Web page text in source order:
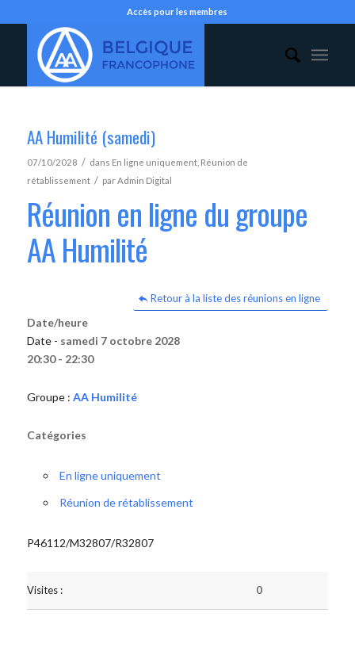
Accès pour les membres
AA Humilité (samedi)
07/10/2028 / dans En ligne uniquement, Réunion de
rétablissement / parAdmin Digital
Réunion en ligne du groupe
AA Humilité
Retour à la liste des réunions en ligne
Date/heure
Date - samedi 7 octobre 2028
20:30 - 22:30
Groupe : AA Humilité
Catégories
En ligne uniquement
Réunion de rétablissement
P46112/M32807/R32807
Visites : 0